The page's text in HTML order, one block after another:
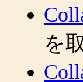
を